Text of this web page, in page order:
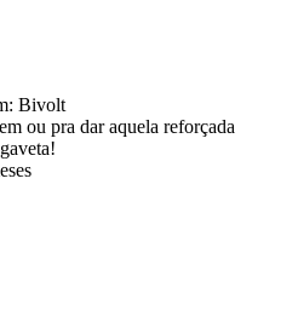
Bivolt
ou pra dar aquela reforçada